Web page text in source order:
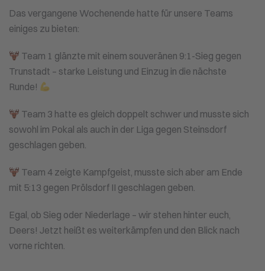
UND
Das vergangene Wochenende hatte für unsere Teams
einiges zu bieten:
Team 1 glänzte mit einem souveränen 9:1-Sieg gegen
Trunstadt – starke Leistung und Einzug in die nächste
Runde!
Team 3 hatte es gleich doppelt schwer und musste sich
sowohl im Pokal als auch in der Liga gegen Steinsdorf
geschlagen geben.
Team 4 zeigte Kampfgeist, musste sich aber am Ende
mit 5:13 gegen Prölsdorf II geschlagen geben.
Egal, ob Sieg oder Niederlage – wir stehen hinter euch,
Deers! Jetzt heißt es weiterkämpfen und den Blick nach
vorne richten.